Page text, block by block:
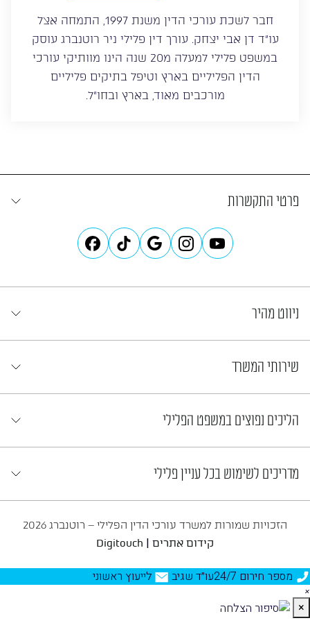
חבר לשכת עורכי הדין משנת 1997, התמחה אצל
עו”ד דן אבי יצחק. עורך דין פלילי ניר רוטנברג עוסק
במשפט פלילי למעלה מ20 שנה הינו מוותיקי עורכי
הדין הפליליים בארץ וטיפל בתיקים פליליים
מורכבים מאוד, בארץ ובחו”ל.
פרטי התקשרות
ניווט מהיר
שירותי המשרד
הליכים נפוצים במשפט הפלילי
מדריכים לשימוש בכל עניין פלילי
הזכויות שמורות למשרד עורכי הדין הפלילי – רוטנברג 2026
קידום אתרים |
Digitouch
מספר חירום 24/7 עו״ד שגיב לייעוץ ראשוני
×
×